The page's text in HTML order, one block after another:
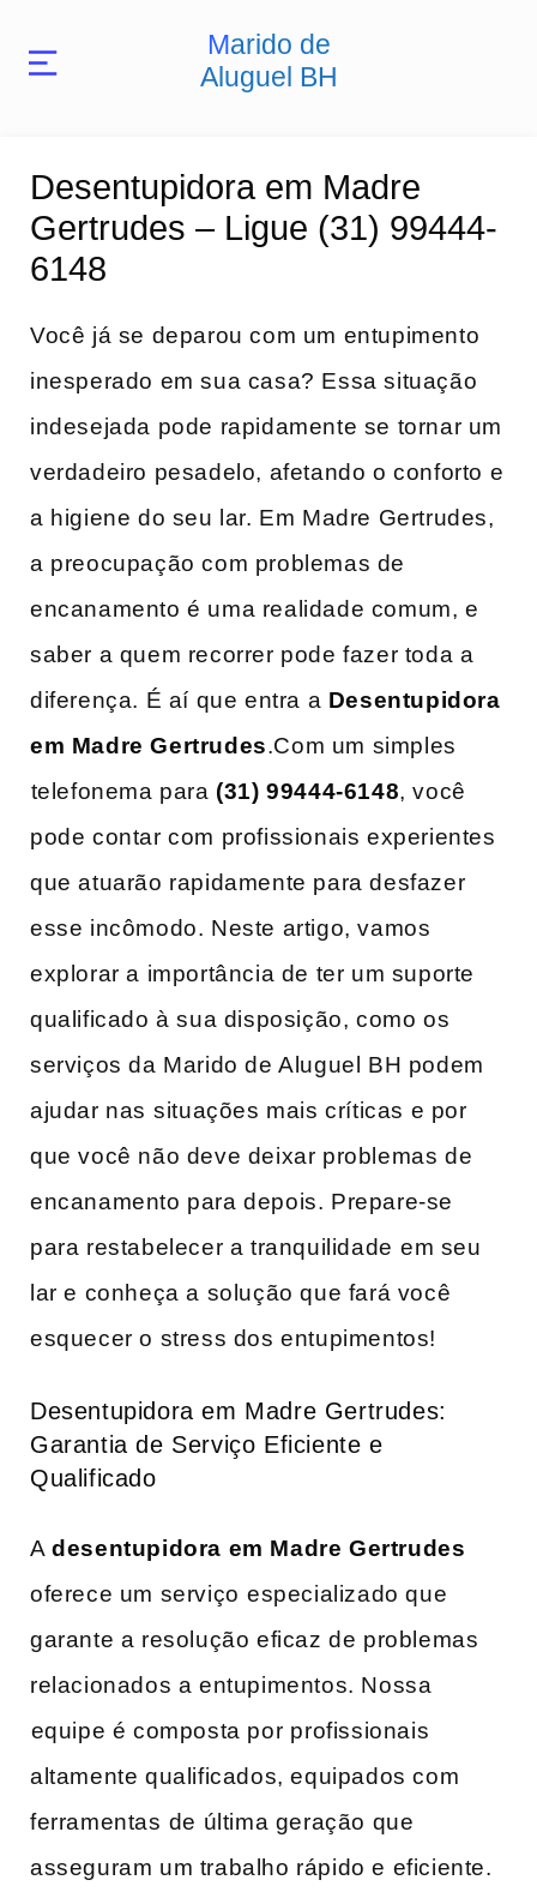
Marido de
Aluguel BH
Desentupidora em Madre
Gertrudes – Ligue (31) 99444-
6148
Você já‍ se deparou com um entupimento
inesperado em sua casa? Essa situação
indesejada pode rapidamente se tornar um
verdadeiro pesadelo, afetando o conforto​ e
a higiene do seu lar. Em Madre Gertrudes,
a ‌preocupação com problemas de
encanamento é uma realidade comum, e
saber a quem recorrer pode fazer toda a
diferença. É aí que entra a Desentupidora
em Madre ‌Gertrudes.Com um simples
⁣telefonema para (31) 99444-6148, você
pode contar com profissionais experientes
que atuarão rapidamente para desfazer ​
esse incômodo. Neste‌ artigo, ​vamos
explorar a importância de ter um ​suporte
qualificado à sua disposição, como os
serviços da Marido de Aluguel BH podem
ajudar nas⁢ situações mais críticas e por
que você não deve deixar problemas de
encanamento para depois. Prepare-se
para restabelecer‍ a tranquilidade ⁣em ‌seu
lar e conheça a solução que fará você
esquecer‌ o stress dos entupimentos!
Desentupidora em Madre Gertrudes:
Garantia de Serviço Eficiente e
Qualificado
Adesentupidora ​em Madre Gertrudes
oferece um serviço⁢ especializado que
garante a resolução eficaz de problemas
relacionados a‍ entupimentos. Nossa
⁤equipe é composta por ⁢profissionais
altamente qualificados, equipados com
ferramentas⁣ de última geração que
asseguram um trabalho rápido e eficiente.